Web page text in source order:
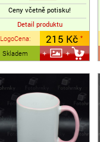
Ceny včetně potisku!
Detail produktu
LogoCena: 215 Kč*
Skladem